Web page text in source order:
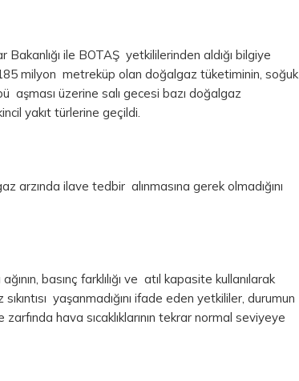
ile BOTAŞ yetkililerinden aldığı bilgiye
milyon metreküp olan doğalgaz tüketiminin, soğuk
aşması üzerine salı gecesi bazı doğalgaz
yakıt türlerine geçildi.
arzında ilave tedbir alınmasına gerek olmadığını
basınç farklılığı ve atıl kapasite kullanılarak
yaşanmadığını ifade eden yetkililer, durumun
hava sıcaklıklarının tekrar normal seviyeye